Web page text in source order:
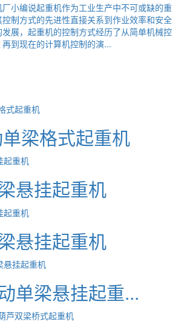
小编说起重机作为工业生产中不可或缺的重
制方式的先进性直接关系到作业效率和安全
展，起重机的控制方式经历了从简单机械控
到现在的计算机控制的演...
梁格式起重机
悬挂起重机
悬挂起重机
单梁悬挂起重...